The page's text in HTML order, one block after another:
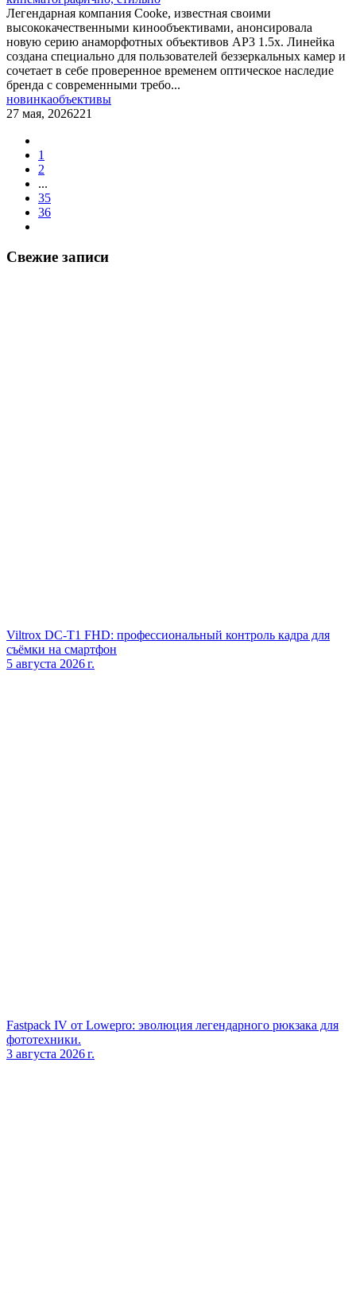
Легендарная компания Cooke, известная своими
высококачественными кинообъективами, анонсировала
новую серию анаморфотных объективов AP3 1.5x. Линейка
создана специально для пользователей беззеркальных камер и
сочетает в себе проверенное временем оптическое наследие
бренда с современными требо...
новинкаобъективы
27 мая, 2026221
1
2
...
35
36
Свежие записи
Viltrox DC‑T1 FHD: профессиональный контроль кадра для
съёмки на смартфон
5 августа 2026 г.
Fastpack IV от Lowepro: эволюция легендарного рюкзака для
фототехники.
3 августа 2026 г.